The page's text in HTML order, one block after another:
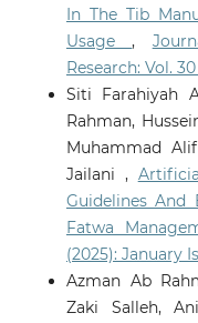
In The Tib
Usage,
Research: Vol.
Siti Farahiyah
Rahman,
Muhammad
Jailani ,
Guidelines And
Fatwa
(2025): January
Azman Ab
Zaki Salleh,